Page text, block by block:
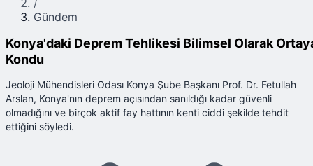
Gündem
Konya'daki Deprem Tehlikesi Bilimsel Olarak
Kondu
Jeoloji Mühendisleri Odası Konya Şube Başkanı Prof. Dr. Fetullah
Arslan, Konya'nın deprem açısından sanıldığı kadar güvenli
olmadığını ve birçok aktif fay hattının kenti ciddi şekilde tehdit
ettiğini söyledi.